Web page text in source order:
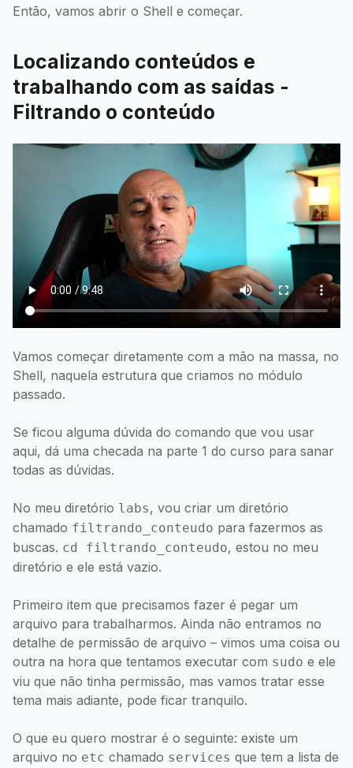
Então, vamos abrir o Shell e começar.
Localizando conteúdos e
trabalhando com as saídas -
Filtrando o conteúdo
Vamos começar diretamente com a mão na massa, no
Shell, naquela estrutura que criamos no módulo
passado.
Se ficou alguma dúvida do comando que vou usar
aqui, dá uma checada na parte 1 do curso para sanar
todas as dúvidas.
No meu diretório labs, vou criar um diretório
chamado filtrando_conteudo para fazermos as
buscas. cd filtrando_conteudo, estou no meu
diretório e ele está vazio.
Primeiro item que precisamos fazer é pegar um
arquivo para trabalharmos. Ainda não entramos no
detalhe de permissão de arquivo – vimos uma coisa ou
outra na hora que tentamos executar com sudo e ele
viu que não tinha permissão, mas vamos tratar esse
tema mais adiante, pode ficar tranquilo.
O que eu quero mostrar é o seguinte: existe um
arquivo no etc chamado services que tem a lista de